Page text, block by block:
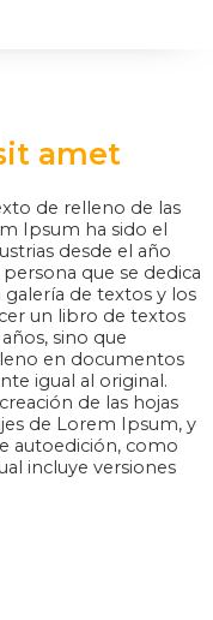
amet
de relleno de las
Ipsum ha sido el
desde el año
que se dedica
de textos y los
un libro de textos
sino que
en documentos
igual al original.
de las hojas
de Lorem Ipsum, y
autoedición, como
incluye versiones